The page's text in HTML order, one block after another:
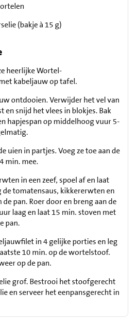
(bakje à 15 g)
heerlijke Wortel-
kabeljauw op tafel.
ontdooien. Verwijder het vel van
en snijd het vlees in blokjes. Bak
hapjespan op middelhoog vuur 5-
uien in partjes. Voeg ze toe aan de
min. mee.
in een zeef, spoel af en laat
de tomatensaus, kikkererwten en
pan. Roer door en breng aan de
laag en laat 15 min. stoven met
pan.
in 4 gelijke porties en leg
10 min. op de wortelstoof.
op de pan.
grof. Bestrooi het stoofgerecht
en serveer het eenpansgerecht in